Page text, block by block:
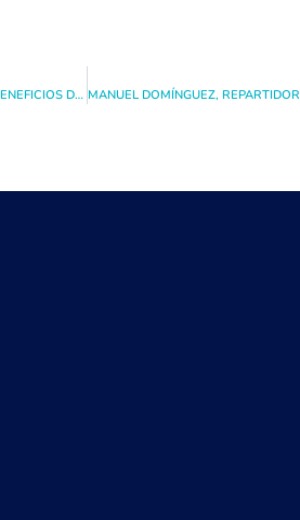
ADMINISTRADORA RÍO ELQUI LTDA. EXPONE A REGANTES DE PAN DE AZÚCAR LOS BENEFICIOS DEL PROGRAMA EFICIENCIA HÍDRICA DE MINERA TECK CDA